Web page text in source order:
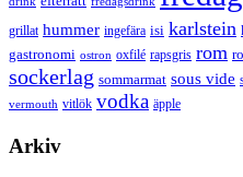
grillat hummer ingefära isi karlstein
gastronomi ostron oxfilé rapsgris rom
sockerlag sommarmat sous vide
vermouth vitlök vodka äpple
Arkiv